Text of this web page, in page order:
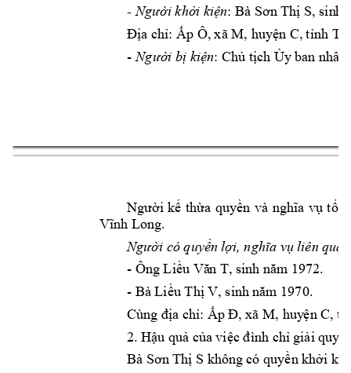
- Người khởi kiện: Bà Sơn Thị S, sinh
Địa chỉ: Ấp Ô, xã M, huyện C, tỉnh
- Người bị kiện: Chủ tịch Ủy ban nhân
Người kế thừa quyền và nghĩa vụ tố
Vĩnh Long.
Người có quyền lợi, nghĩa vụ liên
- Ông Liều Văn T, sinh năm 1972.
- Bà Liều Thị V, sinh năm 1970.
Cùng địa chỉ: Ấp Đ, xã M, huyện C,
2. Hậu quả của việc đình chỉ giải
Bà Sơn Thị S không có quyền khởi